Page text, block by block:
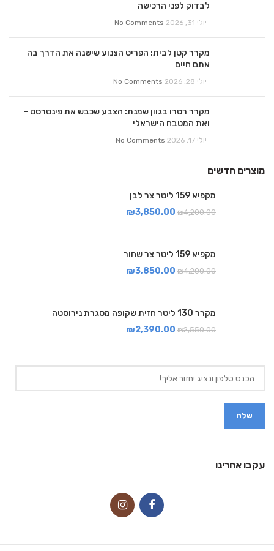
לבדוק לפני הרכישה
יולי 31, 2026 No Comments
מקרר קטן לבית: הפריט הצנוע שישנה את הדרך בה
אתם חיים
יולי 28, 2026 No Comments
מקרר רטרו בגוון שמנת: הצבע שכבש את פינטרסט –
ואת המטבח הישראלי
יולי 17, 2026 No Comments
מוצרים חדשים
מקפיא 159 ליטר צר לבן
₪4,200.00
₪3,850.00
מקפיא 159 ליטר צר שחור
₪4,200.00
₪3,850.00
מקרר 130 ליטר חזית שקופה מסגרת נירוסטה
₪2,550.00
₪2,390.00
עקבו אחרינו